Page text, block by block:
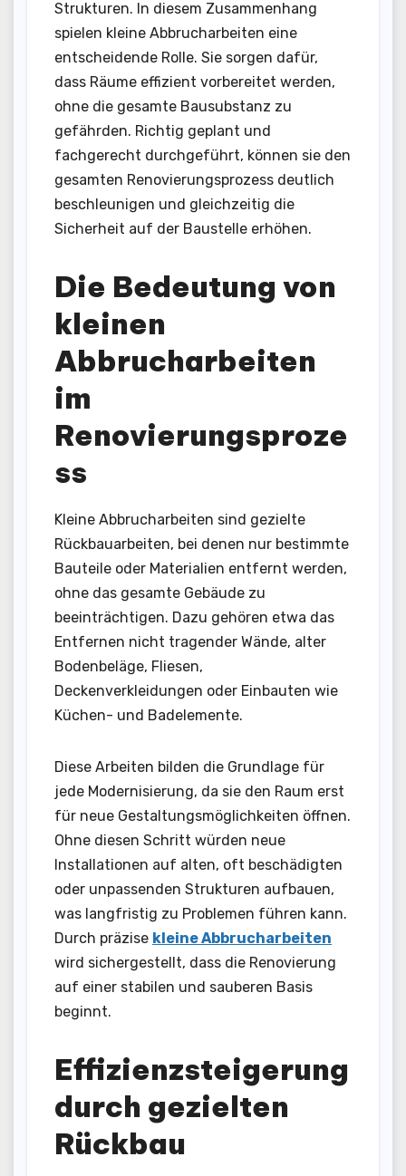
Strukturen. In diesem Zusammenhang
spielen kleine Abbrucharbeiten eine
entscheidende Rolle. Sie sorgen dafür,
dass Räume effizient vorbereitet werden,
ohne die gesamte Bausubstanz zu
gefährden. Richtig geplant und
fachgerecht durchgeführt, können sie den
gesamten Renovierungsprozess deutlich
beschleunigen und gleichzeitig die
Sicherheit auf der Baustelle erhöhen.
Die Bedeutung von
kleinen
Abbrucharbeiten
im
Renovierungsproze
ss
Kleine Abbrucharbeiten sind gezielte
Rückbauarbeiten, bei denen nur bestimmte
Bauteile oder Materialien entfernt werden,
ohne das gesamte Gebäude zu
beeinträchtigen. Dazu gehören etwa das
Entfernen nicht tragender Wände, alter
Bodenbeläge, Fliesen,
Deckenverkleidungen oder Einbauten wie
Küchen- und Badelemente.
Diese Arbeiten bilden die Grundlage für
jede Modernisierung, da sie den Raum erst
für neue Gestaltungsmöglichkeiten öffnen.
Ohne diesen Schritt würden neue
Installationen auf alten, oft beschädigten
oder unpassenden Strukturen aufbauen,
was langfristig zu Problemen führen kann.
Durch präzise kleine Abbrucharbeiten
wird sichergestellt, dass die Renovierung
auf einer stabilen und sauberen Basis
beginnt.
Effizienzsteigerung
durch gezielten
Rückbau